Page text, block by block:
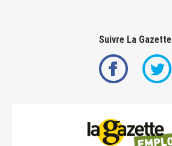
Suivre La Gazette